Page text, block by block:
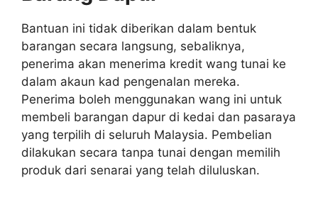
Bantuan ini tidak diberikan dalam bentuk
barangan secara langsung, sebaliknya,
penerima akan menerima kredit wang tunai ke
dalam akaun kad pengenalan mereka.
Penerima boleh menggunakan wang ini untuk
membeli barangan dapur di kedai dan pasaraya
yang terpilih di seluruh Malaysia. Pembelian
dilakukan secara tanpa tunai dengan memilih
produk dari senarai yang telah diluluskan.